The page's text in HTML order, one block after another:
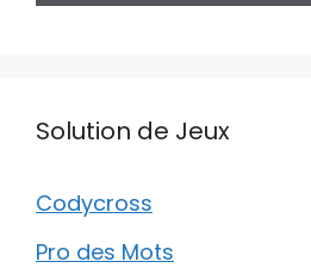
Solution de Jeux
Codycross
Pro des Mots